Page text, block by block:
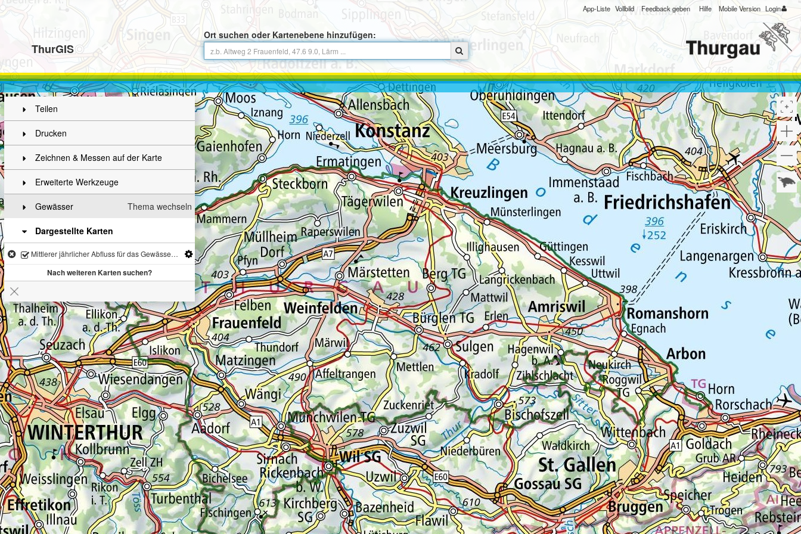
ThurGIS
Ort suchen oder Kartenebene hinzufügen:
App-Liste Vollbild Feedback geben Hilfe Mobile Version Login
Teilen
Drucken
Zeichnen & Messen auf der Karte
Erweiterte Werkzeuge
Thema wechseln
Gewässer
Dargestellte Karten
Mittlerer jährlicher Abfluss für das Gewässernetz der Schweiz (1981-2000)
Nach weiteren Karten suchen?